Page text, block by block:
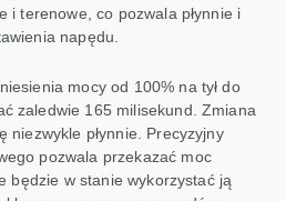
i terenowe, co pozwala płynnie i
napędu.
mocy od 100% na tył do
zaledwie 165 milisekund. Zmiana
niezwykle płynnie. Precyzyjny
pozwala przekazać moc
będzie w stanie wykorzystać ją